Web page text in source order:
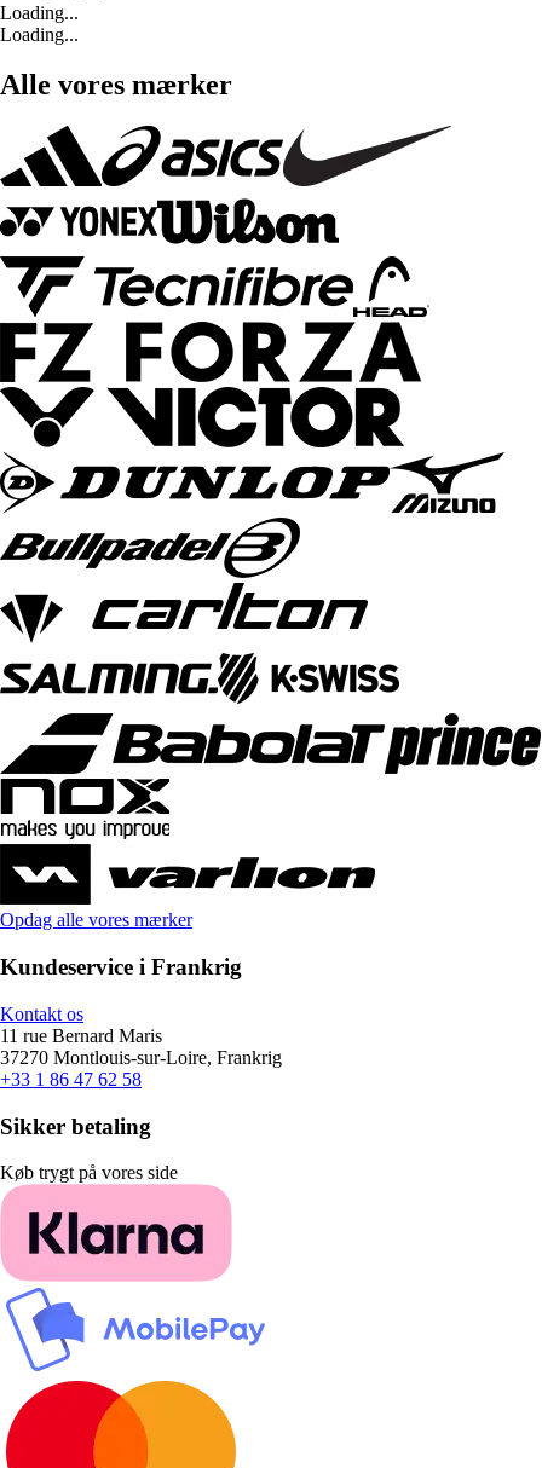
Loading...
Loading...
Alle vores mærker
Opdag alle vores mærker
Kundeservice i Frankrig
Kontakt os
11 rue Bernard Maris
37270 Montlouis-sur-Loire, Frankrig
+33 1 86 47 62 58
Sikker betaling
Køb trygt på vores side